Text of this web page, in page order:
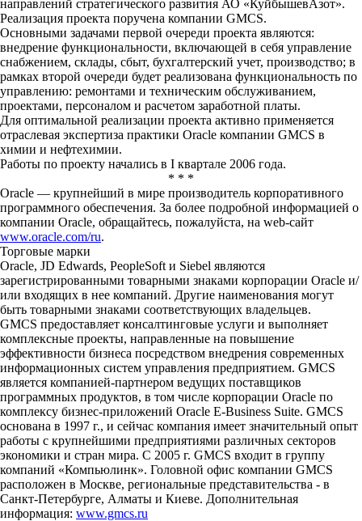
направлений стратегического развития АО «КуйбышевАзот».
Реализация проекта поручена компании GMCS.
Основными задачами первой очереди проекта являются:
внедрение функциональности, включающей в себя управление
снабжением, склады, сбыт, бухгалтерский учет, производство; в
рамках второй очереди будет реализована функциональность по
управлению: ремонтами и техническим обслуживанием,
проектами, персоналом и расчетом заработной платы.
Для оптимальной реализации проекта активно применяется
отраслевая экспертиза практики Oracle компании GMCS в
химии и нефтехимии.
Работы по проекту начались в I квартале 2006 года.
* * *
Oracle — крупнейший в мире производитель корпоративного
программного обеспечения. За более подробной информацией о
компании Oracle, обращайтесь, пожалуйста, на web-сайт
www.oracle.com/ru.
Торговые марки
Oracle, JD Edwards, PeopleSoft и Siebel являются
зарегистрированными товарными знаками корпорации Oracle и/
или входящих в нее компаний. Другие наименования могут
быть товарными знаками соответствующих владельцев.
GMCS предоставляет консалтинговые услуги и выполняет
комплексные проекты, направленные на повышение
эффективности бизнеса посредством внедрения современных
информационных систем управления предприятием. GMCS
является компанией-партнером ведущих поставщиков
программных продуктов, в том числе корпорации Oracle по
комплексу бизнес-приложений Oracle E-Business Suite. GMCS
основана в 1997 г., и сейчас компания имеет значительный опыт
работы с крупнейшими предприятиями различных секторов
экономики и стран мира. С 2005 г. GMCS входит в группу
компаний «Компьюлинк». Головной офис компании GMCS
расположен в Москве, региональные представительства - в
Санкт-Петербурге, Алматы и Киеве. Дополнительная
информация: www.gmcs.ru